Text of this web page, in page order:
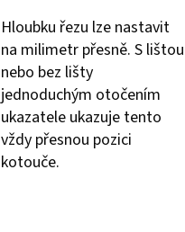
Hloubku řezu lze nastavit
na milimetr přesně. S lištou
nebo bez lišty
jednoduchým otočením
ukazatele ukazuje tento
vždy přesnou pozici
kotouče.